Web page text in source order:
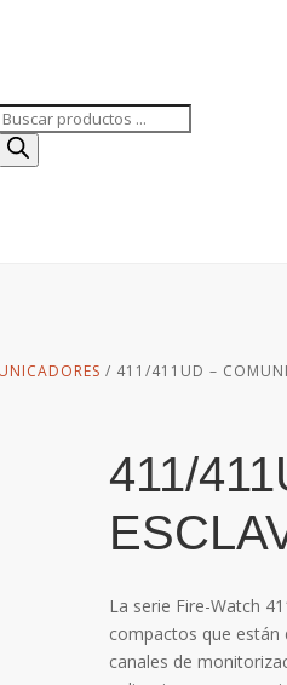
Búsqueda
/ 411/411UD –
411/
La serie Fire-Watch
compactos que están
canales de